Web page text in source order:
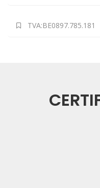
TVA:BE0897.785.181